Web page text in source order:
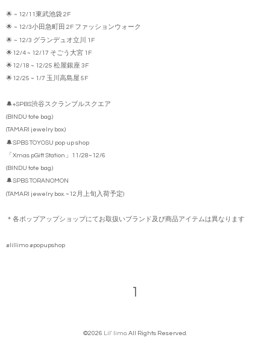
🌟 ~ 12/11東武池袋 2F
🌟 ~ 12/3小田急町田 2F ファッションウォーク
🌟 ~ 12/3 グランデュオ立川 1F
🌟12/4 ~ 12/17 そごう大宮 1F
🌟12/18 ~ 12/25 松屋銀座 3F
🌟12/25 ~ 1/7 玉川高島屋 5F
🔔+SPBS渋谷スクランブルスクエア
(BINDU tote bag.)
(TAMARI jewelry box.)
🔔SPBS TOYOSU pop up shop
「Xmas pGift Station」11/28~12/6
(BINDU tote bag.)
🔔SPBS TORANOMON
(TAMARI jewelry box. ~12月上旬入荷予定)
＊各ポップアップショップにてお取扱いブランド及び商品アイテムは異なります
#lillimo #popupshop
1
©2026 Lil' limo . All Rights Reserved.